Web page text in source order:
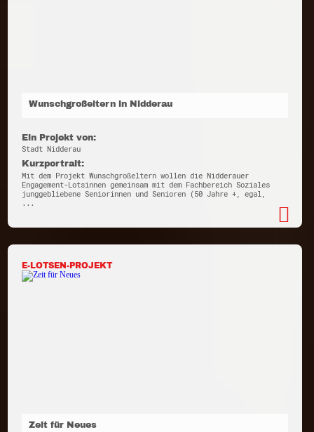
Wunschgroßeltern in Nidderau
Ein Projekt von:
Stadt Nidderau
Kurzportrait:
Mit dem Projekt Wunschgroßeltern wollen die Nidderauer
Engagement-Lotsinnen gemeinsam mit dem Fachbereich Soziales
junggebliebene Seniorinnen und Senioren (50 Jahre +, egal,
...
E-LOTSEN-PROJEKT
Zeit für Neues